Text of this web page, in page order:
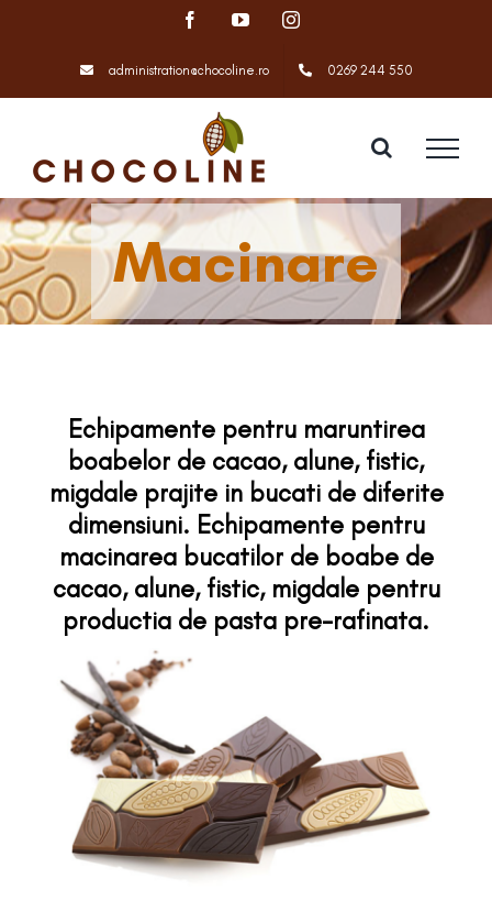
FacebookYouTubeInstagram
administration@chocoline.ro 0269 244 550
Macinare
Echipamente pentru maruntirea
boabelor de cacao, alune, fistic,
migdale prajite in bucati de diferite
dimensiuni. Echipamente pentru
macinarea bucatilor de boabe de
cacao, alune, fistic, migdale pentru
productia de pasta pre-rafinata.